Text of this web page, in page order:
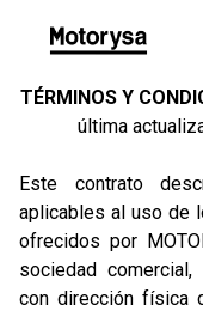
TÉRMINOS Y
última
Este contrato
aplicables al uso de
ofrecidos por
sociedad comercial,
con dirección física